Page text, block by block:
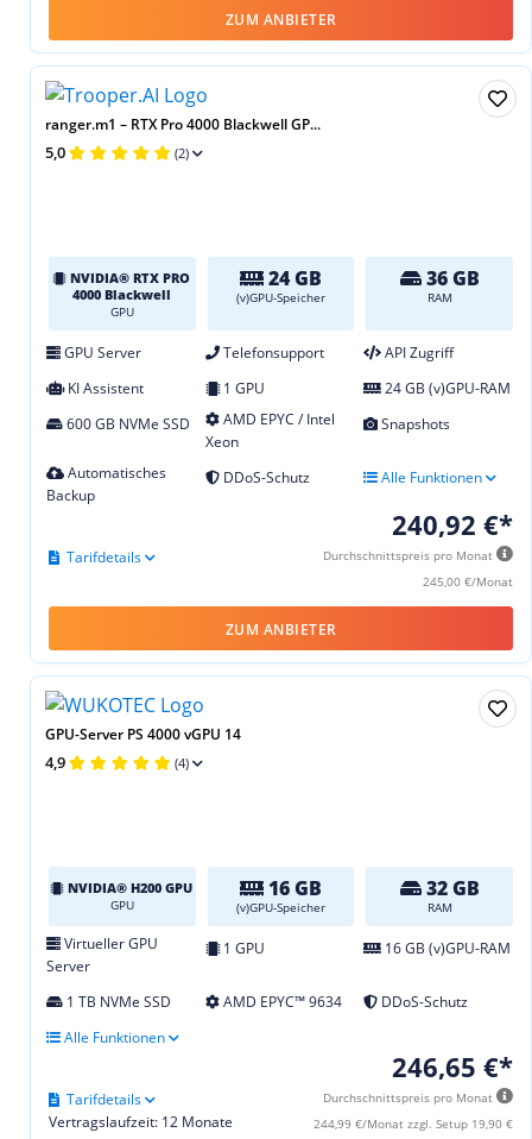
ZUM ANBIETER
ranger.m1 – RTX Pro 4000 Blackwell GP...
5,0 (2)
NVIDIA® RTX PRO
4000 Blackwell
GPU
24 GB
(v)GPU-Speicher
36 GB
RAM
GPU Server Telefonsupport
API Zugriff
KI Assistent
1 GPU
24 GB (v)GPU-RAM
600 GB NVMe SSD
AMD EPYC / Intel
Xeon
Snapshots
Automatisches
Backup
DDoS-Schutz Alle Funktionen
240,92 €*
Durchschnittspreis pro Monat
245,00 €/Monat
Tarifdetails
ZUM ANBIETER
GPU-Server PS 4000 vGPU 14
4,9 (4)
NVIDIA® H200 GPU
GPU
16 GB
(v)GPU-Speicher
32 GB
RAM
Virtueller GPU
Server
1 GPU 16 GB (v)GPU-RAM
1 TB NVMe SSD AMD EPYC™ 9634
DDoS-Schutz
Alle Funktionen
246,65 €*
Durchschnittspreis pro Monat
244,99 €/Monat zzgl. Setup 19,90 €
Vertragslaufzeit: 12 Monate
Tarifdetails